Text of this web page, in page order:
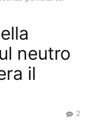
neutro
il
2